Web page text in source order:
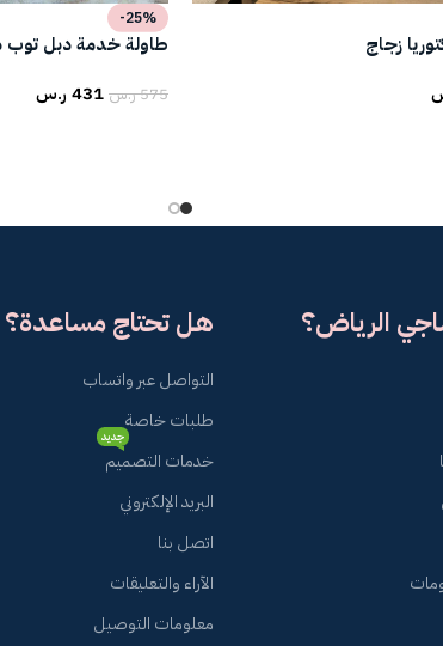
زجاج
-25%
طاولة خدمة دبل توب
575ر.س431 ر.س
الرياض؟ هل تحتاج مساعدة؟
التواصل عبر واتساب
طلبات خاصة
خدمات التصميم
جديد
البريد الإلكتروني
اتصل بنا
الآراء والتعليقات
معلومات التوصيل